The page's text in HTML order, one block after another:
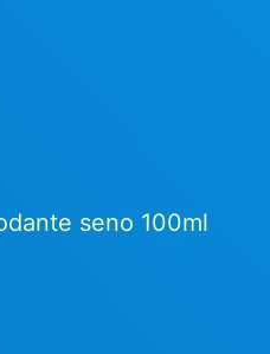
seno 100ml